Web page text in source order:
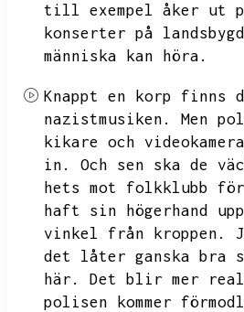
till exempel åker ut
konserter på
människa kan höra.
Knappt en korp finns
nazistmusiken.
Men
kikare och
in.
Och sen ska de
hets mot folkklubb
haft sin högerhand
vinkel från kroppen.
det låter ganska bra
här.
Det blir mer
polisen kommer